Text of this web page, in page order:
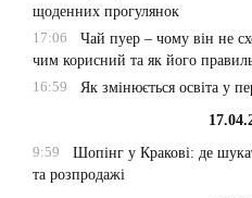
щоденних прогулянок
17:06
Чай пуер – чому він не
чим корисний та як його
16:59
Як змінюється освіта у
9:59
Шопінг у Кракові: де
та розпродажі